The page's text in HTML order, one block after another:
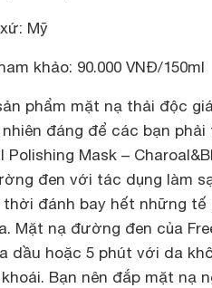
Mỹ
khảo: 90.000 VNĐ/150ml
phẩm mặt nạ thải độc
đáng để các bạn
Polishing Mask –
đen với tác dụng làm
thời đánh bay hết những
Mặt nạ đường đen của
dầu hoặc 5 phút với da
Bạn nên đắp mặt nạ